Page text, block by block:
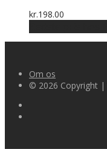
kr.198.00
Om os
© 2026 Copyright |